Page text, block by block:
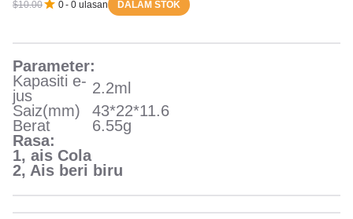
$10.00 0- 0 ulasan DALAM STOK
Parameter:
Kapasiti e-
jus
2.2ml
Saiz(mm)
43*22*11.6
Berat
6.55g
Rasa:
1, ais Cola
2, Ais beri biru